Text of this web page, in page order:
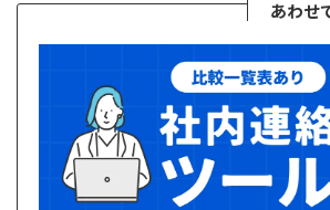
ユーザーの購買行動を促進したい場合
無料のビジネスチャットツールを利用した
ビジネスチャットツールに関するよ
まとめ：ビジネスチャットツール導
現！
ミュニケーション、プロジェクトの
握など、業務効率化を重視した機
います。
また、企業の機密情報が漏れるリ
め、セキュリティ対策機能も充実
あわせ